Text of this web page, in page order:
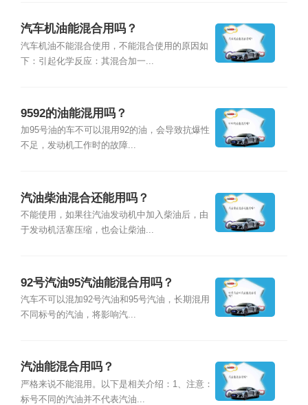
汽车机油能混合用吗？
汽车机油不能混合使用，不能混合使用的原因如
下：引起化学反应：其混合加一...
9592的油能混用吗？
加95号油的车不可以混用92的油，会导致抗爆性
不足，发动机工作时的故障...
汽油柴油混合还能用吗？
不能使用，如果往汽油发动机中加入柴油后，由
于发动机活塞压缩，也会让柴油...
92号汽油95汽油能混合用吗？
汽车不可以混加92号汽油和95号汽油，长期混用
不同标号的汽油，将影响汽...
汽油能混合用吗？
严格来说不能混用。以下是相关介绍：1、注意：
标号不同的汽油并不代表汽油...